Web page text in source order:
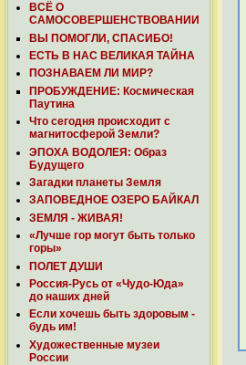
ВСЁ О
САМОСОВЕРШЕНСТВОВАНИИ
ВЫ ПОМОГЛИ, СПАСИБО!
ЕСТЬ В НАС ВЕЛИКАЯ ТАЙНА
ПОЗНАВАЕМ ЛИ МИР?
ПРОБУЖДЕНИЕ: Космическая
Паутина
Что сегодня происходит с
магнитосферой Земли?
ЭПОХА ВОДОЛЕЯ: Образ
Будущего
Загадки планеты Земля
ЗАПОВЕДНОЕ ОЗЕРО БАЙКАЛ
ЗЕМЛЯ - ЖИВАЯ!
«Лучше гор могут быть только
горы»
ПОЛЕТ ДУШИ
Россия-Русь от «Чудо-Юда»
до наших дней
Если хочешь быть здоровым -
будь им!
Художественные музеи
России